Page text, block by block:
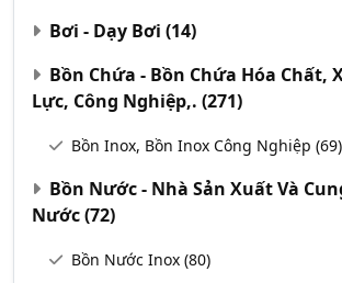
Bơi - Dạy Bơi (14)
Bồn Chứa - Bồn Chứa Hóa Chất,
Lực, Công Nghiệp,. (271)
Bồn Inox, Bồn Inox Công Nghiệp (69)
Bồn Nước - Nhà Sản Xuất Và
Nước(72)
Bồn Nước Inox (80)